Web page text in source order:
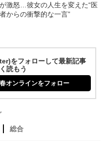
が激怒…彼女の人生を変えた“医
者からの衝撃的な一言”
をフォローして最新記事
読もう
オンラインをフォロー
総合